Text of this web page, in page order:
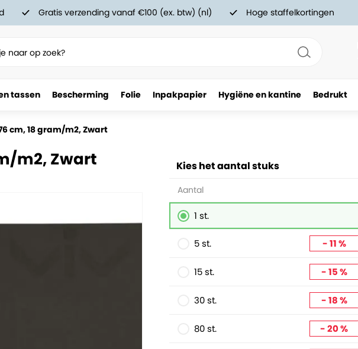
Gratis verzending vanaf €100 (ex. btw) (nl) Hoge staffelkortingen
tassen Bescherming Folie Inpakpapier Hygiëne en kantine Bedrukt
cm, 18 gram/m2, Zwart
m2, Zwart Kies het aantal stuks
Aantal
1 st.
5 st. - 11 %
15 st. - 15 %
30 st. - 18 %
80 st. - 20 %